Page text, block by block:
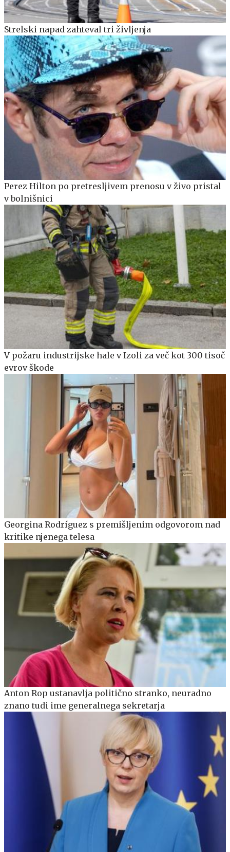
Strelski napad zahteval tri življenja
Perez Hilton po pretresljivem prenosu v živo pristal
v bolnišnici
V požaru industrijske hale v Izoli za več kot 300 tisoč
evrov škode
Georgina Rodríguez s premišljenim odgovorom nad
kritike njenega telesa
Anton Rop ustanavlja politično stranko, neuradno
znano tudi ime generalnega sekretarja